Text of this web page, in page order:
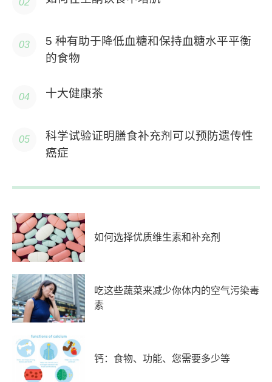
5 种有助于降低血糖和保持血糖水平平衡
的食物
十大健康茶
科学试验证明膳食补充剂可以预防遗传性
癌症
如何选择优质维生素和补充剂
吃这些蔬菜来减少你体内的空气污染毒
素
钙：食物、功能、您需要多少等